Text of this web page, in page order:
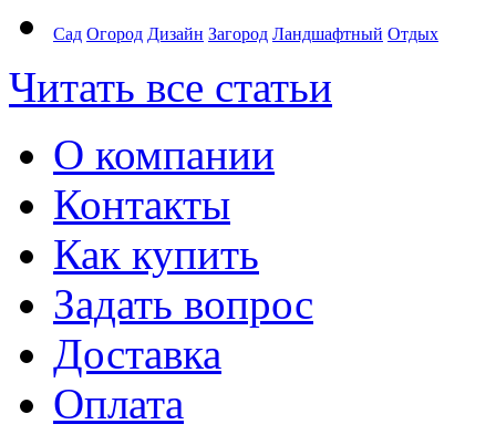
Сад Огород Дизайн Загород Ландшафтный Отдых
Читать все статьи
О компании
Контакты
Как купить
Задать вопрос
Доставка
Оплата